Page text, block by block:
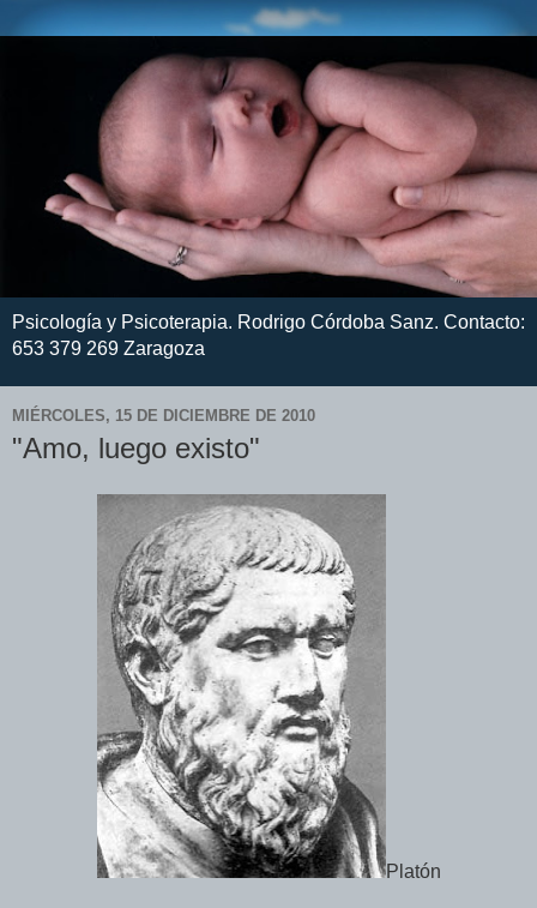
Psicología y Psicoterapia. Rodrigo Córdoba Sanz. Contacto:
653 379 269 Zaragoza
MIÉRCOLES, 15 DE DICIEMBRE DE 2010
"Amo, luego existo"
Platón